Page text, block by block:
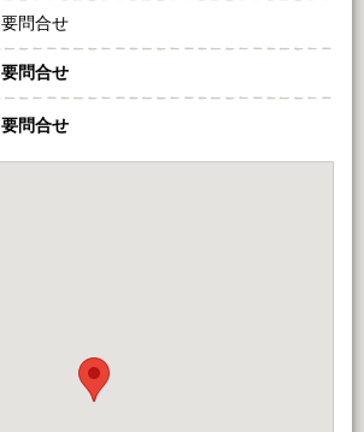
要問合せ
要問合せ
要問合せ